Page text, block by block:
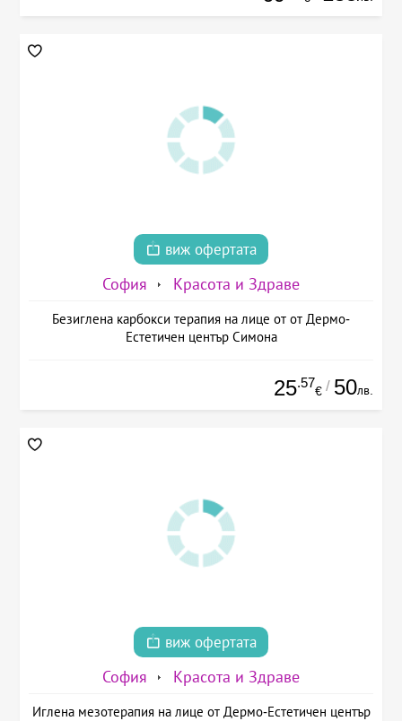
виж офертата
София Красота и Здраве
Безиглена карбокси терапия на лице от от Дермо-
Естетичен център Симона
25.57
€ / 50лв.
виж офертата
София Красота и Здраве
Иглена мезотерапия на лице от Дермо-Естетичен център